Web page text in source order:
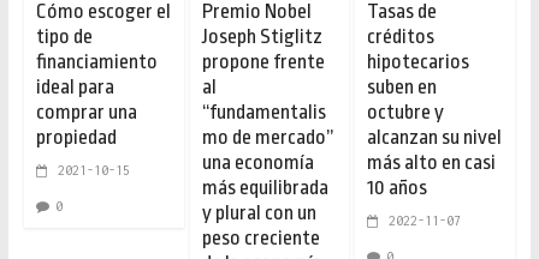
Cómo escoger el
tipo de
financiamiento
ideal para
comprar una
propiedad
2021-10-15
0
Premio Nobel
Joseph Stiglitz
propone frente
al
“fundamentalis
mo de mercado”
una economía
más equilibrada
y plural con un
peso creciente
Tasas de
créditos
hipotecarios
suben en
octubre y
alcanzan su nivel
más alto en casi
10 años
2022-11-07